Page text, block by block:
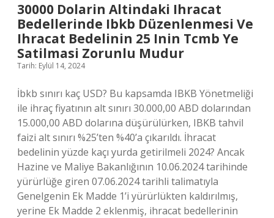
30000 Dolarin Altindaki Ihracat
Bedellerinde Ibkb Düzenlenmesi Ve
Ihracat Bedelinin 25 Inin Tcmb Ye
Satilmasi Zorunlu Mudur
Tarih: Eylül 14, 2024
İbkb sınırı kaç USD? Bu kapsamda IBKB Yönetmeliği
ile ihraç fiyatının alt sınırı 30.000,00 ABD dolarından
15.000,00 ABD dolarına düşürülürken, IBKB tahvil
faizi alt sınırı %25’ten %40’a çıkarıldı. İhracat
bedelinin yüzde kaçı yurda getirilmeli 2024? Ancak
Hazine ve Maliye Bakanlığının 10.06.2024 tarihinde
yürürlüğe giren 07.06.2024 tarihli talimatıyla
Genelgenin Ek Madde 1’i yürürlükten kaldırılmış,
yerine Ek Madde 2 eklenmiş, ihracat bedellerinin